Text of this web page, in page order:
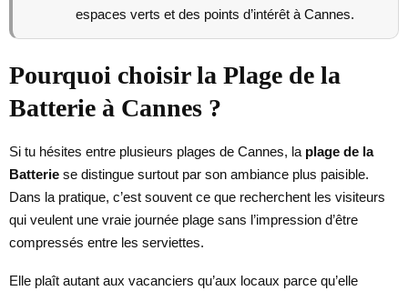
espaces verts et des points d’intérêt à Cannes.
Pourquoi choisir la Plage de la
Batterie à Cannes ?
Si tu hésites entre plusieurs plages de Cannes, la plage de la
Batterie se distingue surtout par son ambiance plus paisible.
Dans la pratique, c’est souvent ce que recherchent les visiteurs
qui veulent une vraie journée plage sans l’impression d’être
compressés entre les serviettes.
Elle plaît autant aux vacanciers qu’aux locaux parce qu’elle